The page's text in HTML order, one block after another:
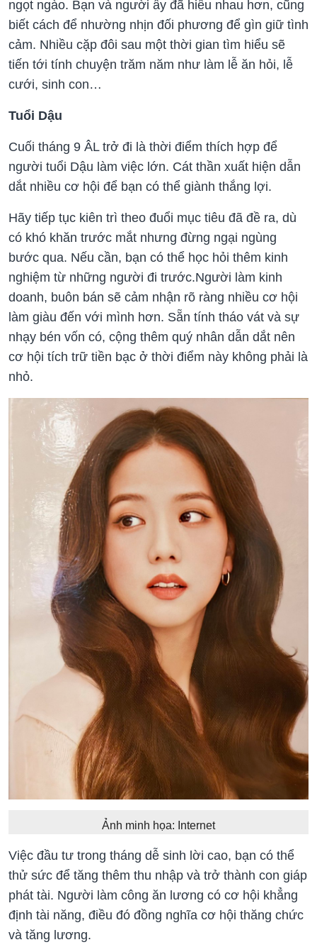
ngọt ngào. Bạn và người ấy đã hiểu nhau hơn, cũng
biết cách để nhường nhịn đối phương để gìn giữ tình
cảm. Nhiều cặp đôi sau một thời gian tìm hiểu sẽ
tiến tới tính chuyện trăm năm như làm lễ ăn hỏi, lễ
cưới, sinh con…
Tuổi Dậu
Cuối tháng 9 ÂL trở đi là thời điểm thích hợp để
người tuổi Dậu làm việc lớn. Cát thần xuất hiện dẫn
dắt nhiều cơ hội để bạn có thể giành thắng lợi.
Hãy tiếp tục kiên trì theo đuổi mục tiêu đã đề ra, dù
có khó khăn trước mắt nhưng đừng ngại ngùng
bước qua. Nếu cần, bạn có thể học hỏi thêm kinh
nghiệm từ những người đi trước.Người làm kinh
doanh, buôn bán sẽ cảm nhận rõ ràng nhiều cơ hội
làm giàu đến với mình hơn. Sẵn tính tháo vát và sự
nhạy bén vốn có, cộng thêm quý nhân dẫn dắt nên
cơ hội tích trữ tiền bạc ở thời điểm này không phải là
nhỏ.
Ảnh minh họa: Internet
Việc đầu tư trong tháng dễ sinh lời cao, bạn có thể
thử sức để tăng thêm thu nhập và trở thành con giáp
phát tài. Người làm công ăn lương có cơ hội khẳng
định tài năng, điều đó đồng nghĩa cơ hội thăng chức
và tăng lương.